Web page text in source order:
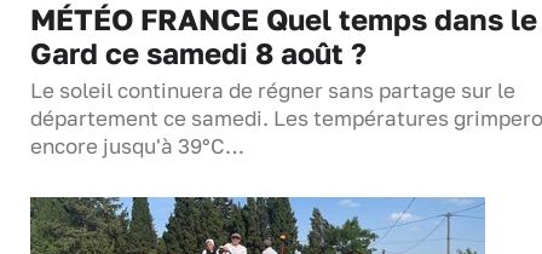
MÉTÉO FRANCE Quel temps dans le
Gard ce samedi 8 août ?
Le soleil continuera de régner sans partage sur le
département ce samedi. Les températures
encore jusqu'à 39°C…